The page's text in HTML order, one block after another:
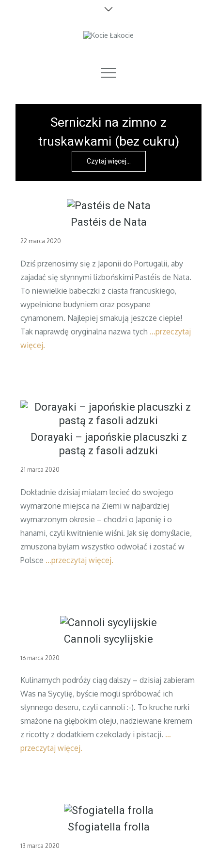
Serniczki na zimno z
truskawkami (bez cukru)
Czytaj więcej...
Pastéis de Nata
Posted
22 marca 2020
Dziś przenosimy się z Japonii do Portugalii, aby
zajadać się słynnymi lizbońskimi Pastéis de Nata.
To niewielkie babeczki z ciasta francuskiego,
wypełnione budyniem oraz posypane
cynamonem. Najlepiej smakują jeszcze ciepłe!
Tak naprawdę oryginalna nazwa tych …przeczytaj
więcej.
Dorayaki – japońskie placuszki z
pastą z fasoli adzuki
Posted
21 marca 2020
Dokładnie dzisiaj miałam lecieć do swojego
wymarzone miejsca na Ziemi w najbardziej
wymarzonym okresie – chodzi o Japonię i o
hanami, czyli kwitnienie wiśni. Jak się domyślacie,
zmuszona byłam wszystko odwołać i zostać w
Polsce …przeczytaj więcej.
Cannoli sycylijskie
Posted
16 marca 2020
Kulinarnych podróży ciąg dalszy – dzisiaj zabieram
Was na Sycylię, byście mogli spróbować ich
słynnego deseru, czyli cannoli :-). To kruche rurki
smażone na głębokim oleju, nadziewane kremem
z ricotty z dodatkiem czekolady i pistacji. …
przeczytaj więcej.
Sfogiatella frolla
Posted
13 marca 2020